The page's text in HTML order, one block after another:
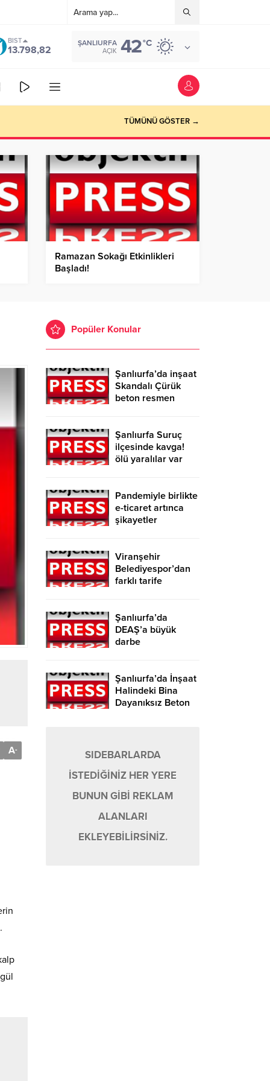
BIST
13.798,82
ŞANLIURFA
AÇIK 42°C
TÜMÜNÜ GÖSTER →
Ramazan Sokağı Etkinlikleri
Başladı!
A-
Popüler Konular
Şanlıurfa’da inşaat
Skandalı Çürük
beton resmen
Şanlıurfa Suruç
ilçesinde kavga!
ölü yaralılar var
Pandemiyle birlikte
e-ticaret artınca
şikayetler
Viranşehir
Belediyespor’dan
farklı tarife
Şanlıurfa’da
DEAŞ’a büyük
darbe
Şanlıurfa’da İnşaat
Halindeki Bina
Dayanıksız Beton
SIDEBARLARDA
İSTEDİĞİNİZ HER YERE
BUNUN GİBİ REKLAM
ALANLARI
EKLEYEBİLİRSİNİZ.